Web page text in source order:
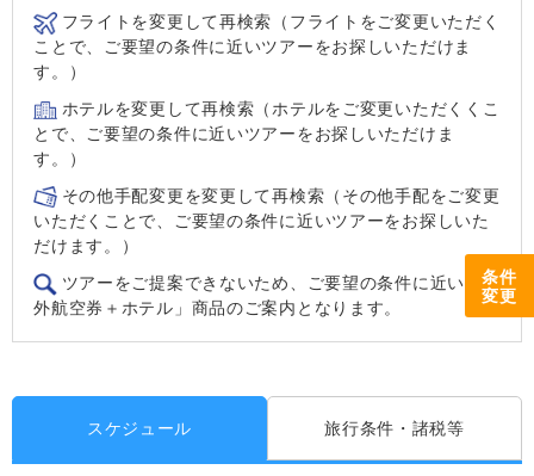
条件
変更
フライトを変更して再検索（フライトをご変更いただく
ことで、ご要望の条件に近いツアーをお探しいただけま
す。）
ホテルを変更して再検索（ホテルをご変更いただくくこ
とで、ご要望の条件に近いツアーをお探しいただけま
す。）
その他手配変更を変更して再検索（その他手配をご変更
いただくことで、ご要望の条件に近いツアーをお探しいた
だけます。）
ツアーをご提案できないため、ご要望の条件に近い「海
外航空券＋ホテル」商品のご案内となります。
スケジュール 旅行条件・諸税等